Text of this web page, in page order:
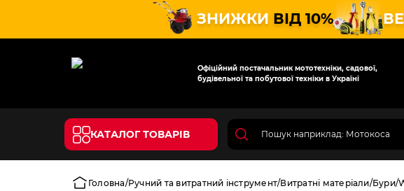
ЗНИЖКИ ВІД 10%
Офіційний постачальник мототехніки, садової,
будівельної та побутової техніки в Україні
КАТАЛОГ ТОВАРІВ
Головна Ручний та витратний інструмент Витратні матеріали Бури